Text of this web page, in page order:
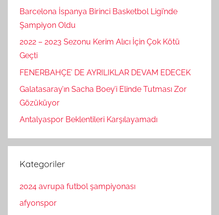
Barcelona İspanya Birinci Basketbol Ligi’nde
Şampiyon Oldu
2022 – 2023 Sezonu Kerim Alıcı İçin Çok Kötü
Geçti
FENERBAHÇE’ DE AYRILIKLAR DEVAM EDECEK
Galatasaray’ın Sacha Boey’i Elinde Tutması Zor
Gözüküyor
Antalyaspor Beklentileri Karşılayamadı
Kategoriler
2024 avrupa futbol şampiyonası
afyonspor